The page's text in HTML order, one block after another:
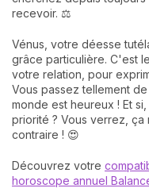
recevoir. ⚖️
Vénus, votre déesse
grâce particulière. C'est
votre relation, pour
Vous passez tellement
monde est heureux ! Et
priorité ? Vous verrez, ça
contraire ! 😍
Découvrez votre
horoscope annuel